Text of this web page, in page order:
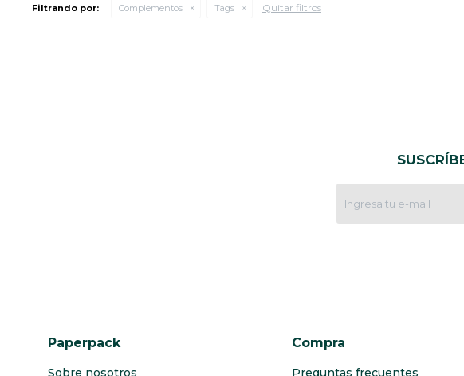
Filtrando por: Complementos Tags Quitar filtros
Paperpack
Sobre nosotros
Compra
Preguntas frecuentes